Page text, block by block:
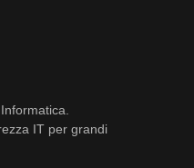
IT per grandi